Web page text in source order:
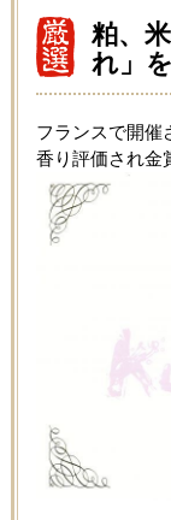
粕、
れ」
フランスで開催
香り評価され金